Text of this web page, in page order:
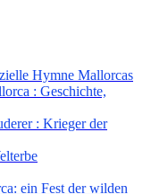
Hymne Mallorcas
: Geschichte,
: Krieger der
ein Fest der wilden